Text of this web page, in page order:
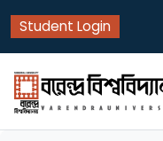
Student Login